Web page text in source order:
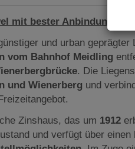
mit bester Anbindung
und urban
vom Bahnhof Meidling
. Die
und Wienerberg und
Zinshaus, das um 1912
und verfügt über einen